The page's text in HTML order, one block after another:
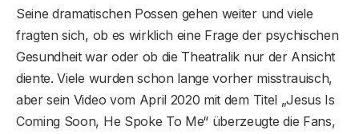
Seine dramatischen Possen gehen weiter und viele
fragten sich, ob es wirklich eine Frage der psychischen
Gesundheit war oder ob die Theatralik nur der Ansicht
diente. Viele wurden schon lange vorher misstrauisch,
aber sein Video vom April 2020 mit dem Titel „Jesus Is
Coming Soon, He Spoke To Me“ überzeugte die Fans,